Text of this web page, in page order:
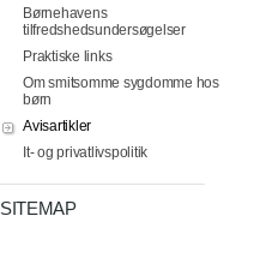
Børnehavens
tilfredshedsundersøgelser
Praktiske links
Om smitsomme sygdomme hos
børn
Avisartikler
It- og privatlivspolitik
SITEMAP